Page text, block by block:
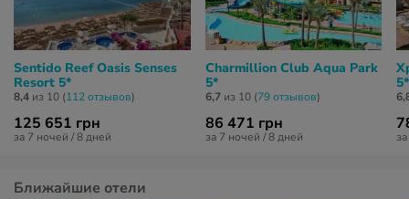
Sentido Reef Oasis Senses
Resort 5*
8,4 из 10 (112 отзывов)
125 651 грн
за 7 ночей / 8 дней
Charmillion Club Aqua Park
5*
6,7из 10 (79 отзывов)
86 471 грн
за 7 ночей / 8 дней
5*
Ближайшие отели